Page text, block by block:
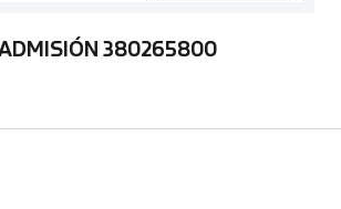
380265800